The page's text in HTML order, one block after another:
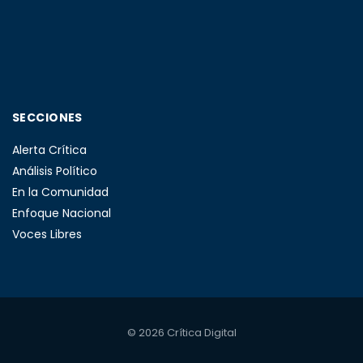
SECCIONES
Alerta Crítica
Análisis Político
En la Comunidad
Enfoque Nacional
Voces Libres
© 2026 Crítica Digital